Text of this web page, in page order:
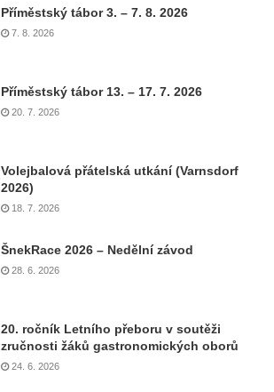
Příměstský tábor 3. – 7. 8. 2026
7. 8. 2026
Příměstský tábor 13. – 17. 7. 2026
20. 7. 2026
Volejbalová přátelská utkání (Varnsdorf
2026)
18. 7. 2026
ŠnekRace 2026 – Nedělní závod
28. 6. 2026
20. ročník Letního přeboru v soutěži
zručnosti žáků gastronomických oborů
24. 6. 2026